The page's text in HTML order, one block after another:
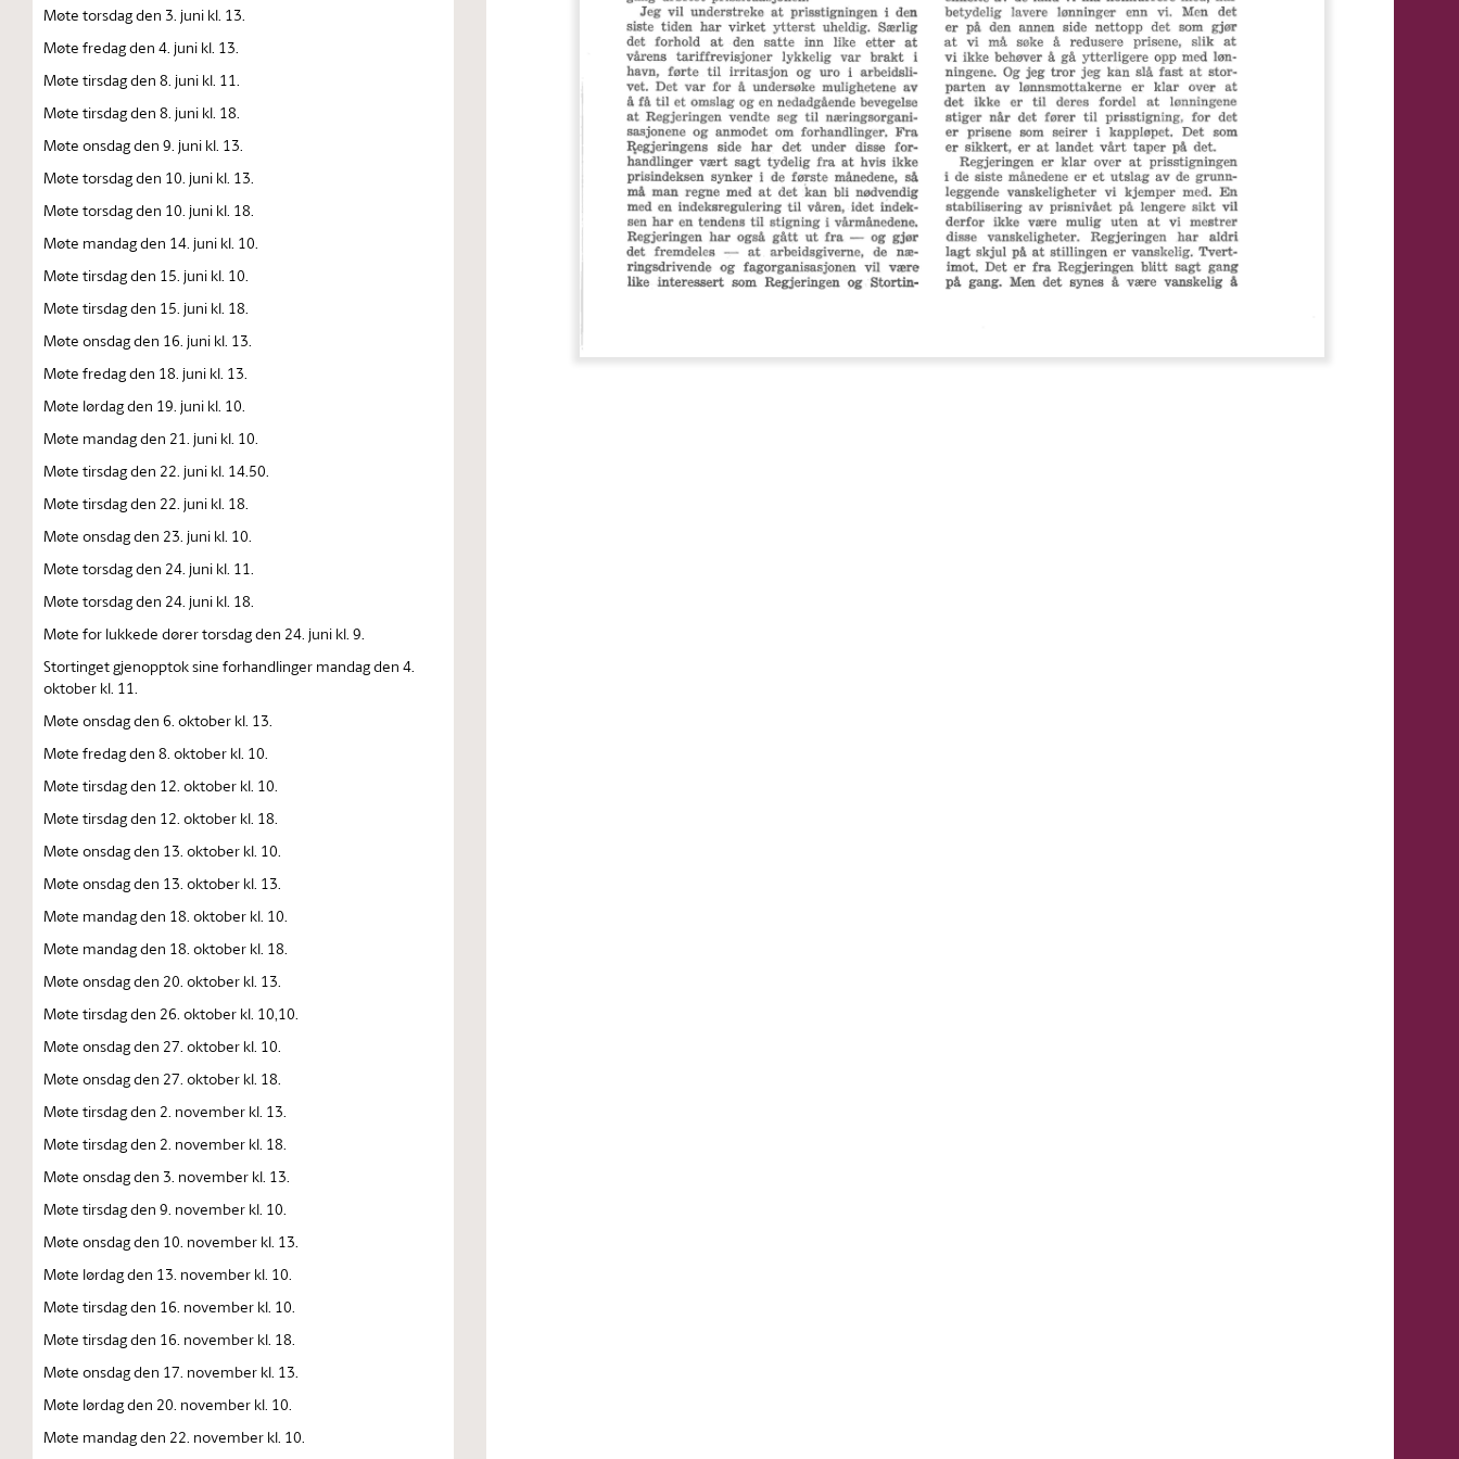
Møte torsdag den 3. juni kl. 13.
Møte fredag den 4. juni kl. 13.
Møte tirsdag den 8. juni kl. 11.
Møte tirsdag den 8. juni kl. 18.
Møte onsdag den 9. juni kl. 13.
Møte torsdag den 10. juni kl. 13.
Møte torsdag den 10. juni kl. 18.
Møte mandag den 14. juni kl. 10.
Møte tirsdag den 15. juni kl. 10.
Møte tirsdag den 15. juni kl. 18.
Møte onsdag den 16. juni kl. 13.
Møte fredag den 18. juni kl. 13.
Møte lørdag den 19. juni kl. 10.
Møte mandag den 21. juni kl. 10.
Møte tirsdag den 22. juni kl. 14.50.
Møte tirsdag den 22. juni kl. 18.
Møte onsdag den 23. juni kl. 10.
Møte torsdag den 24. juni kl. 11.
Møte torsdag den 24. juni kl. 18.
Møte for lukkede dører torsdag den 24. juni kl. 9.
Stortinget gjenopptok sine forhandlinger mandag den 4.
oktober kl. 11.
Møte onsdag den 6. oktober kl. 13.
Møte fredag den 8. oktober kl. 10.
Møte tirsdag den 12. oktober kl. 10.
Møte tirsdag den 12. oktober kl. 18.
Møte onsdag den 13. oktober kl. 10.
Møte onsdag den 13. oktober kl. 13.
Møte mandag den 18. oktober kl. 10.
Møte mandag den 18. oktober kl. 18.
Møte onsdag den 20. oktober kl. 13.
Møte tirsdag den 26. oktober kl. 10,10.
Møte onsdag den 27. oktober kl. 10.
Møte onsdag den 27. oktober kl. 18.
Møte tirsdag den 2. november kl. 13.
Møte tirsdag den 2. november kl. 18.
Møte onsdag den 3. november kl. 13.
Møte tirsdag den 9. november kl. 10.
Møte onsdag den 10. november kl. 13.
Møte lørdag den 13. november kl. 10.
Møte tirsdag den 16. november kl. 10.
Møte tirsdag den 16. november kl. 18.
Møte onsdag den 17. november kl. 13.
Møte lørdag den 20. november kl. 10.
Møte mandag den 22. november kl. 10.